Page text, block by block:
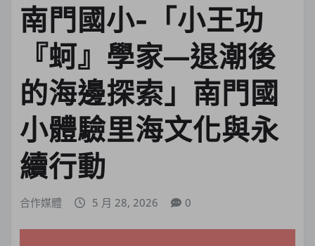
南門國小-「小王功
『蚵』學家—退潮後
的海邊探索」南門國
小體驗里海文化與永
續行動
合作媒體 5 月 28, 2026 0